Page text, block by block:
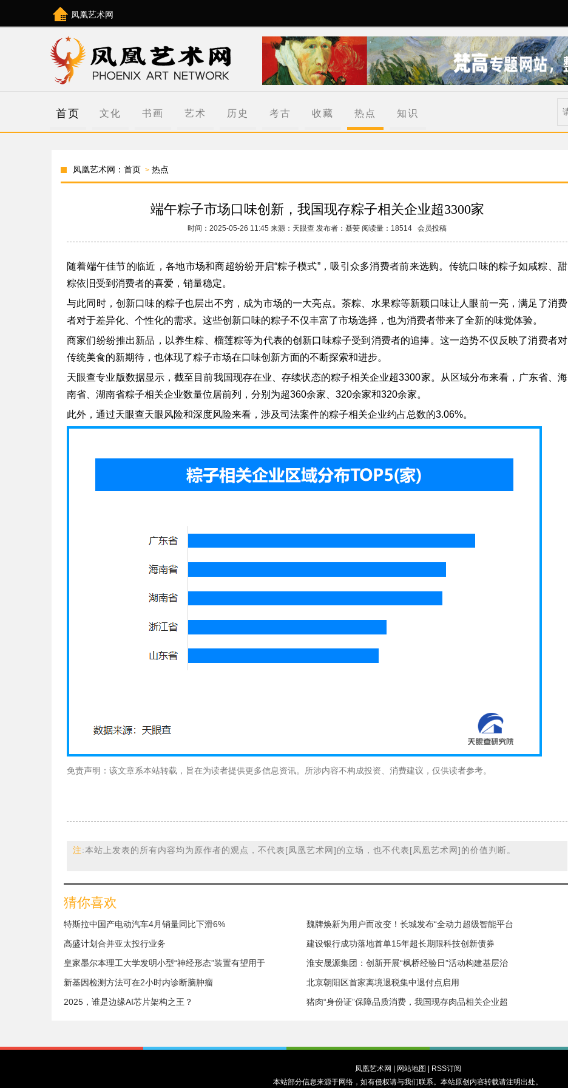
凤凰艺术网
首页 文化 书画 艺术 历史 考古 收藏 热点 知识
凤凰艺术网：首页 > 热点
端午粽子市场口味创新，我国现存粽子相关企业超3300家
时间： 2025-05-26 11:45 来源： 天眼查 发布者： 聂荌 阅读量：18514 会员投稿
随着端午佳节的临近，各地市场和商超纷纷开启“粽子模式”，吸引众多消费者前来选购。传统口味的粽子如咸粽、甜
粽依旧受到消费者的喜爱，销量稳定。
与此同时，创新口味的粽子也层出不穷，成为市场的一大亮点。茶粽、水果粽等新颖口味让人眼前一亮，满足了消费
者对于差异化、个性化的需求。这些创新口味的粽子不仅丰富了市场选择，也为消费者带来了全新的味觉体验。
商家们纷纷推出新品，以养生粽、榴莲粽等为代表的创新口味粽子受到消费者的追捧。这一趋势不仅反映了消费者对
传统美食的新期待，也体现了粽子市场在口味创新方面的不断探索和进步。
天眼查专业版数据显示，截至目前我国现存在业、存续状态的粽子相关企业超3300家。从区域分布来看，广东省、海
南省、湖南省粽子相关企业数量位居前列，分别为超360余家、320余家和320余家。
此外，通过天眼查天眼风险和深度风险来看，涉及司法案件的粽子相关企业约占总数的3.06%。
免责声明：该文章系本站转载，旨在为读者提供更多信息资讯。所涉内容不构成投资、消费建议，仅供读者参考。
注:本站上发表的所有内容均为原作者的观点，不代表[凤凰艺术网]的立场，也不代表[凤凰艺术网]的价值判断。
猜你喜欢
特斯拉中国产电动汽车4月销量同比下滑6%
魏牌焕新为用户而改变！长城发布“全动力超级智能平台
高盛计划合并亚太投行业务
建设银行成功落地首单15年超长期限科技创新债券
皇家墨尔本理工大学发明小型“神经形态”装置有望用于
淮安晟源集团：创新开展“枫桥经验日”活动构建基层治
新基因检测方法可在2小时内诊断脑肿瘤
北京朝阳区首家离境退税集中退付点启用
2025，谁是边缘AI芯片架构之王？
猪肉“身份证”保障品质消费，我国现存肉品相关企业超
凤凰艺术网 网站地图
RSS订阅
本站部分信息来源于网络，如有侵权请与我们联系。本站原创内容转载请注明出处。